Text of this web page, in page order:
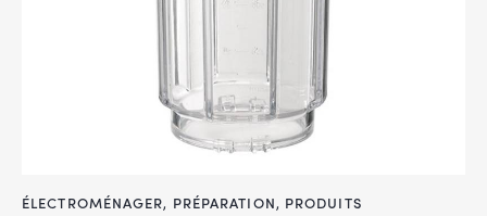
ÉLECTROMÉNAGER, PRÉPARATION, PRODUITS